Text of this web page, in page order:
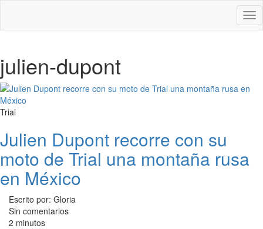
julien-dupont
Trial
Julien Dupont recorre con su
moto de Trial una montaña rusa
en México
Escrito por: Gloria
Sin comentarios
2 minutos